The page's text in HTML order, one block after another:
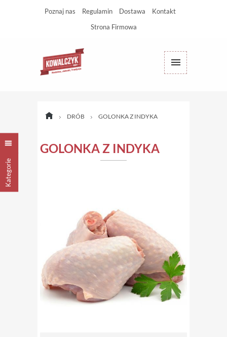
Poznaj nas Regulamin Dostawa
Kontakt
Strona Firmowa
DRÓB GOLONKA Z INDYKA
Kategorie
GOLONKA Z INDYKA